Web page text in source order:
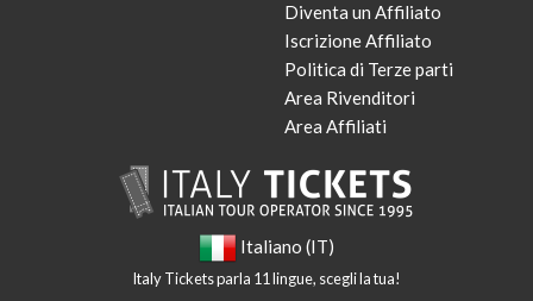
Diventa un Affiliato
Iscrizione Affiliato
Politica di Terze parti
Area Rivenditori
Area Affiliati
Italiano (IT)
Italy Tickets parla 11 lingue, scegli la tua!